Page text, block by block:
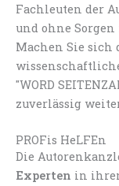
Fachleuten der
und ohne
Machen Sie sich
"WORD
zuverlässig
PROFis HeLFEn
Die
Experten in